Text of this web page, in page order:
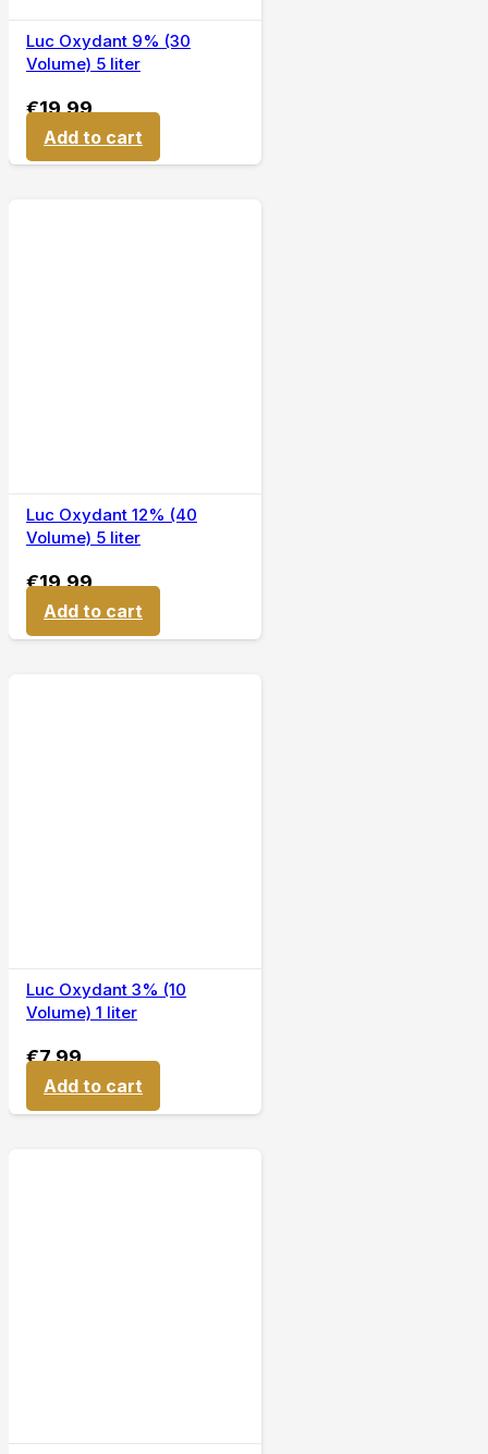
Luc Oxydant 9% (30
Volume) 5 liter
€19,99
Add to cart
Luc Oxydant 12% (40
Volume) 5 liter
€19,99
Add to cart
Luc Oxydant 3% (10
Volume) 1 liter
€7,99
Add to cart